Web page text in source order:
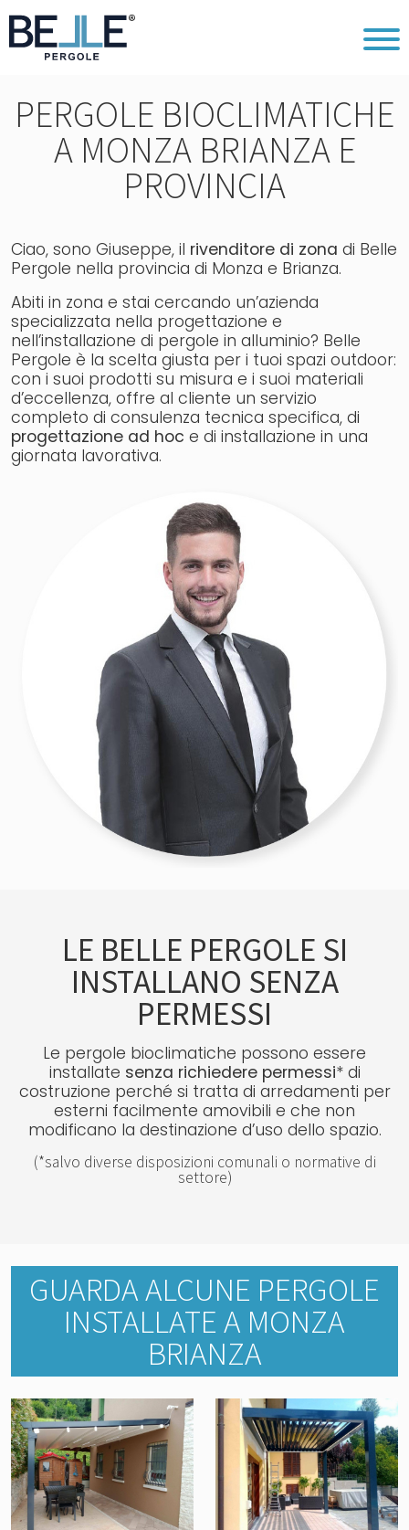
PERGOLE BIOCLIMATICHE
A MONZA BRIANZA E
PROVINCIA
Ciao, sono Giuseppe, il rivenditore di zona di Belle
Pergole nella provincia di Monza e Brianza.
Abiti in zona e stai cercando un’azienda
specializzata nella progettazione e
nell’installazione di pergole in alluminio? Belle
Pergole è la scelta giusta per i tuoi spazi outdoor:
con i suoi prodotti su misura e i suoi materiali
d’eccellenza, offre al cliente un servizio
completo di consulenza tecnica specifica, di
progettazione ad hoc e di installazione in una
giornata lavorativa.
LE BELLE PERGOLE SI
INSTALLANO SENZA
PERMESSI
Le pergole bioclimatiche possono essere
installate senza richiedere permessi* di
costruzione perché si tratta di arredamenti per
esterni facilmente amovibili e che non
modificano la destinazione d’uso dello spazio.
(*salvo diverse disposizioni comunali o normative di
settore)
GUARDA ALCUNE PERGOLE
INSTALLATE A MONZA
BRIANZA